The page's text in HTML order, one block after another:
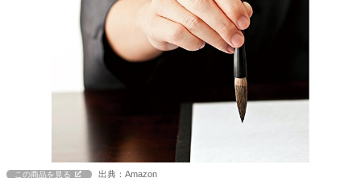
この商品を見る 出典：Amazon